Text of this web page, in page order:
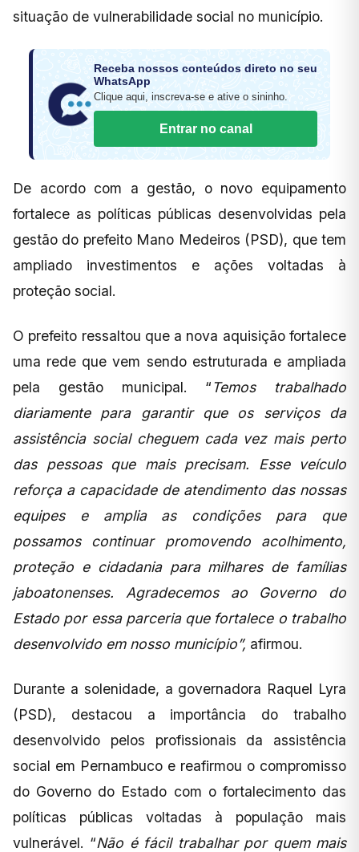
situação de vulnerabilidade social no município.
Receba nossos conteúdos direto no seu
WhatsApp
Clique aqui, inscreva-se e ative o sininho.
Entrar no canal
De acordo com a gestão, o novo equipamento
fortalece as políticas públicas desenvolvidas pela
gestão do prefeito Mano Medeiros (PSD), que tem
ampliado investimentos e ações voltadas à
proteção social.
O prefeito ressaltou que a nova aquisição fortalece
uma rede que vem sendo estruturada e ampliada
pela gestão municipal. “Temos trabalhado
diariamente para garantir que os serviços da
assistência social cheguem cada vez mais perto
das pessoas que mais precisam. Esse veículo
reforça a capacidade de atendimento das nossas
equipes e amplia as condições para que
possamos continuar promovendo acolhimento,
proteção e cidadania para milhares de famílias
jaboatonenses. Agradecemos ao Governo do
Estado por essa parceria que fortalece o trabalho
desenvolvido em nosso município”, afirmou.
Durante a solenidade, a governadora Raquel Lyra
(PSD), destacou a importância do trabalho
desenvolvido pelos profissionais da assistência
social em Pernambuco e reafirmou o compromisso
do Governo do Estado com o fortalecimento das
políticas públicas voltadas à população mais
vulnerável. “Não é fácil trabalhar por quem mais